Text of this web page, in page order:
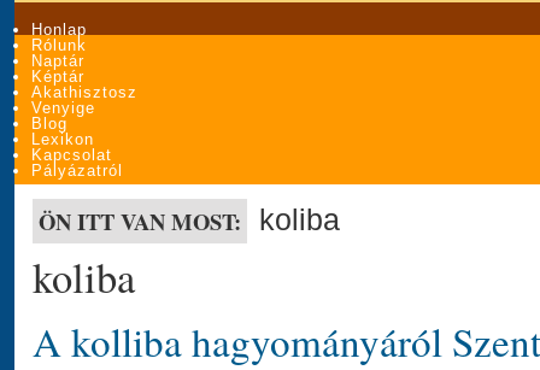
Honlap
Rólunk
Naptár
Képtár
Akathisztosz
Venyige
Blog
Lexikon
Kapcsolat
Pályázatról
ÖN ITT VAN MOST: koliba
koliba
A kolliba hagyományáról